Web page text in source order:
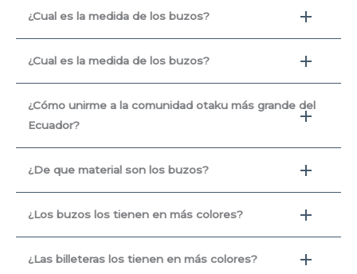
¿Cual es la medida de los buzos?
¿Cual es la medida de los buzos?
¿Cómo unirme a la comunidad otaku más grande del
Ecuador?
¿De que material son los buzos?
¿Los buzos los tienen en más colores?
¿Las billeteras los tienen en más colores?